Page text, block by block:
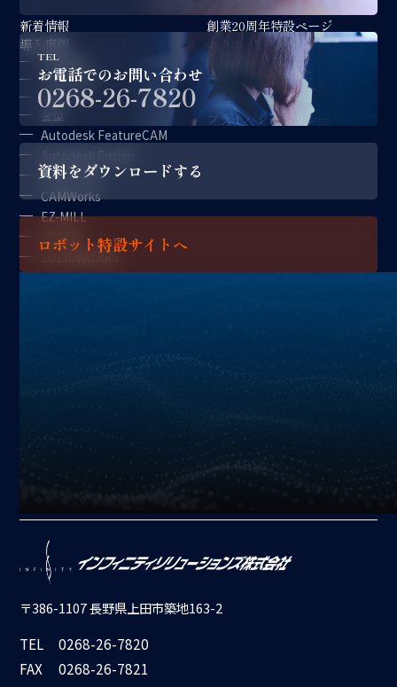
TEL
お電話でのお問い合わせ
0268-26-7820
資料をダウンロードする
ロボット特設サイトへ
〒386-1107 長野県上田市築地163-2
TEL
0268-26-7820
FAX
0268-26-7821
新着情報
導入事例
対談記事
CAD/CAM
ロボット
金型
Autodesk FeatureCAM
Autodesk Fusion
CAM-TOOL
CAMWorks
EZ-MILL
FFCAM
SOLIDWORKS
アプリケーション
創業20周年特設ページ
コラム
採用情報
サポート情報
お問い合わせ
プライバシーポリシー